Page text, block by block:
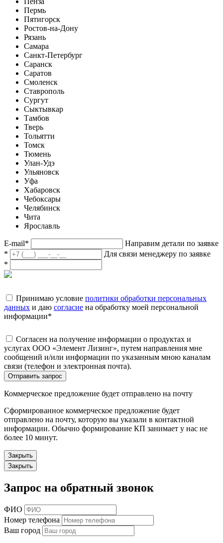
Пермь
Пятигорск
Ростов-на-Дону
Рязань
Самара
Санкт-Петербург
Саранск
Саратов
Смоленск
Ставрополь
Сургут
Сыктывкар
Тамбов
Тверь
Тольятти
Томск
Тюмень
Улан-Удэ
Ульяновск
Уфа
Хабаровск
Чебоксары
Челябинск
Чита
Ярославль
E-mail*
Направим детали по заявке
*
Для связи менеджеру по заявке
*
Принимаю условие политики обработки персональных
данных и даю согласие на обработку моей персональной
информации*
Согласен на получение информации о продуктах и
услугах ООО «Элемент Лизинг», путем направления мне
сообщений и/или информации по указанным мною каналам
связи (телефон и электронная почта).
Отправить запрос
Коммерческое предложение будет отправлено на почту
Сформированное коммерческое предложение будет
отправлено на почту, которую вы указали в контактной
информации. Обычно формирование КП занимает у нас не
более 10 минут.
Закрыть
Закрыть
Запрос на обратный звонок
ФИО
Номер телефона
Ваш город